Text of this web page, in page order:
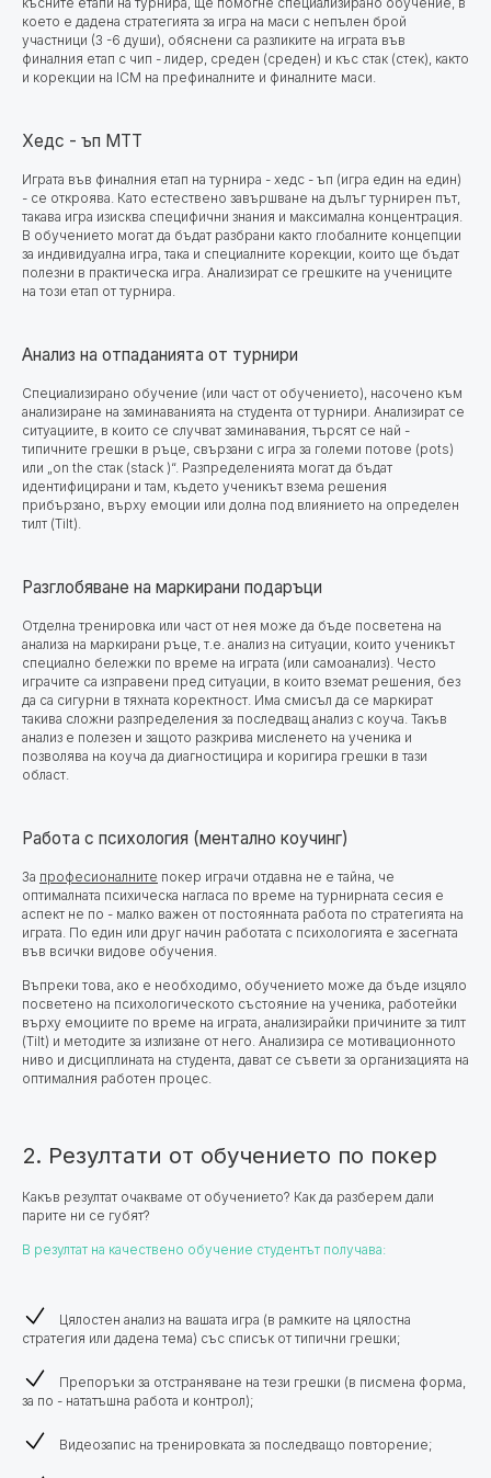
което е дадена стратегията за игра на маси с непълен брой
участници (3 -6 души), обяснени са разликите на играта във
финалния етап с чип - лидер, среден (среден) и къс стак (стек), както
и корекции на ICM на префиналните и финалните маси.
Хедс - ъп МТТ
Играта във финалния етап на турнира - хедс - ъп (игра един на един)
- се откроява. Като естествено завършване на дълъг турнирен път,
такава игра изисква специфични знания и максимална концентрация.
В обучението могат да бъдат разбрани както глобалните концепции
за индивидуална игра, така и специалните корекции, които ще бъдат
полезни в практическа игра. Анализират се грешките на учениците
на този етап от турнира.
Анализ на отпаданията от турнири
Специализирано обучение (или част от обучението), насочено към
анализиране на заминаванията на студента от турнири. Анализират се
ситуациите, в които се случват заминавания, търсят се най -
типичните грешки в ръце, свързани с игра за големи потове (pots)
или „on the стак (stack )“. Разпределенията могат да бъдат
идентифицирани и там, където ученикът взема решения
прибързано, върху емоции или долна под влиянието на определен
тилт (Tilt).
Разглобяване на маркирани подаръци
Отделна тренировка или част от нея може да бъде посветена на
анализа на маркирани ръце, т.е. анализ на ситуации, които ученикът
специално бележки по време на играта (или самоанализ). Често
играчите са изправени пред ситуации, в които вземат решения, без
да са сигурни в тяхната коректност. Има смисъл да се маркират
такива сложни разпределения за последващ анализ с коуча. Такъв
анализ е полезен и защото разкрива мисленето на ученика и
позволява на коуча да диагностицира и коригира грешки в тази
област.
Работа с психология (ментално коучинг)
За професионалните покер играчи отдавна не е тайна, че
оптималната психическа нагласа по време на турнирната сесия е
аспект не по - малко важен от постоянната работа по стратегията на
играта. По един или друг начин работата с психологията е засегната
във всички видове обучения.
Въпреки това, ако е необходимо, обучението може да бъде изцяло
посветено на психологическото състояние на ученика, работейки
върху емоциите по време на играта, анализирайки причините за тилт
(Tilt) и методите за излизане от него. Анализира се мотивационното
ниво и дисциплината на студента, дават се съвети за организацията на
оптималния работен процес.
2. Резултати от обучението по покер
Какъв резултат очакваме от обучението? Как да разберем дали
парите ни се губят?
В резултат на качествено обучение студентът получава:
Цялостен анализ на вашата игра (в рамките на цялостна
стратегия или дадена тема) със списък от типични грешки;
Препоръки за отстраняване на тези грешки (в писмена форма,
за по - нататъшна работа и контрол);
Видеозапис на тренировката за последващо повторение;